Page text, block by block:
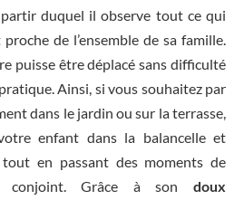
duquel il observe tout ce qui
de l’ensemble de sa famille.
puisse être déplacé sans difficulté
Ainsi, si vous souhaitez par
dans le jardin ou sur la terrasse,
enfant dans la balancelle et
en passant des moments de
conjoint. Grâce à son doux